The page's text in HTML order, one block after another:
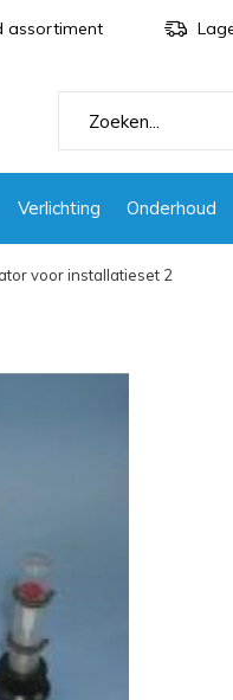
Verlichting Onderhoud
assortiment
voor installatieset 2